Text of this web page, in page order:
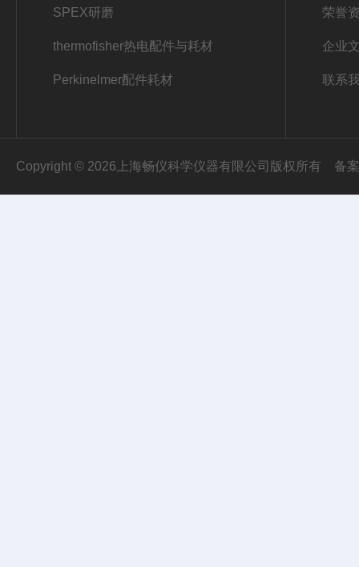
SPEX研磨
thermofisher热电配件与耗材
Perkinelmer配件耗材
荣誉
企业
联系
Copyright © 2026上海畅仪科学仪器有限公司版权所有 备